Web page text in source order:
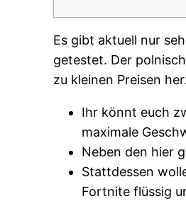
Es gibt aktuell nur
getestet. Der
zu kleinen Preisen
Ihr könnt euch
maximale
Neben den hier
Stattdessen
Fortnite flüssig